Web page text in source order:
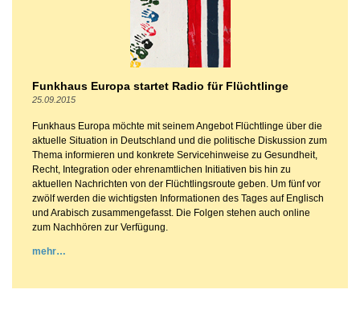
Funkhaus Europa startet Radio für Flüchtlinge
25.09.2015
Funkhaus Europa möchte mit seinem Angebot Flüchtlinge über die
aktuelle Situation in Deutschland und die politische Diskussion zum
Thema informieren und konkrete Servicehinweise zu Gesundheit,
Recht, Integration oder ehrenamtlichen Initiativen bis hin zu
aktuellen Nachrichten von der Flüchtlingsroute geben. Um fünf vor
zwölf werden die wichtigsten Informationen des Tages auf Englisch
und Arabisch zusammengefasst. Die Folgen stehen auch online
zum Nachhören zur Verfügung.
mehr